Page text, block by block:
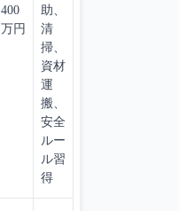
400
万円
助、
清
掃、
資材
運
搬、
安全
ルー
ル習
得